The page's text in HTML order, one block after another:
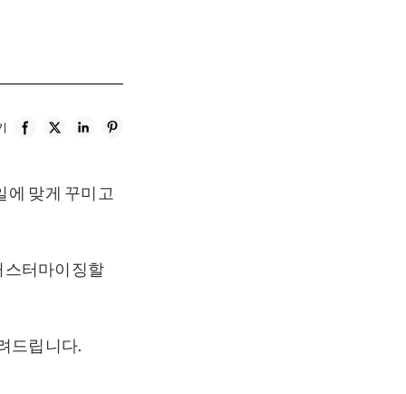
에 맞게 꾸미고
스터마이징할
드립니다.